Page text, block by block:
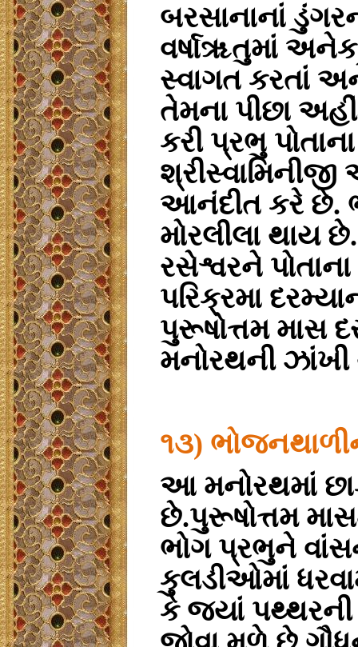
બરસાનાનાં
વર્ષાૠતુમાં
સ્વાગત કરતાં
તેમના પીછા
કરી પ્રભુ
આનંદીત કરે છે.
મોરલીલા થાય
રસેશ્વરને
પરિક્રમા
પુરૂષોત્તમ માસ
મનોરથની
૧૩)
આ મનોરથમાં
છે.પુરૂષોત્તમ
ભોગ પ્રભુને
કુલડીઓમાં
કે જ્યાં પથ્થરની